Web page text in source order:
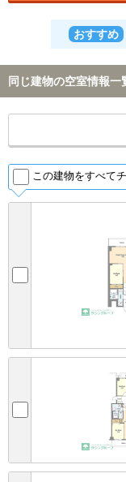
おすすめ
同じ建物の空室情報一
この建物をすべて